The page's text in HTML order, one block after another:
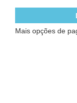
Mais opções de